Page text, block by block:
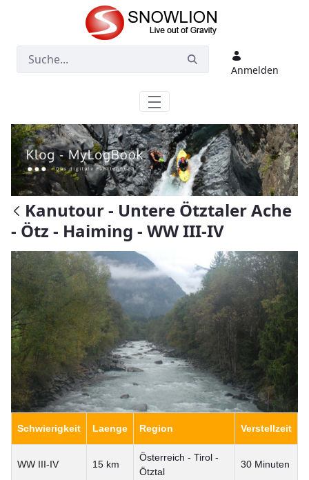
Zum Hauptinhalt springen
Anmelden
Kanutour - Untere Ötztaler Ache
- Ötz - Haiming - WW III-IV
Schwierigkeit Laenge Region Verstellzeit
WW III-IV 15 km
Österreich - Tirol -
Ötztal
30 Minuten